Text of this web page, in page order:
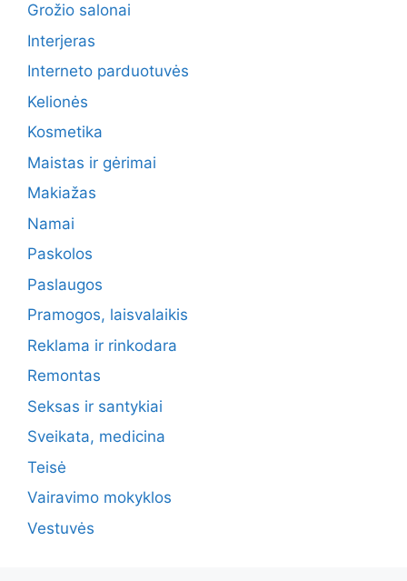
Grožio salonai
Interjeras
Interneto parduotuvės
Kelionės
Kosmetika
Maistas ir gėrimai
Makiažas
Namai
Paskolos
Paslaugos
Pramogos, laisvalaikis
Reklama ir rinkodara
Remontas
Seksas ir santykiai
Sveikata, medicina
Teisė
Vairavimo mokyklos
Vestuvės